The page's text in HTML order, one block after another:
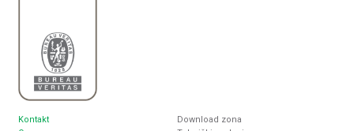
Kontakt
Download zona